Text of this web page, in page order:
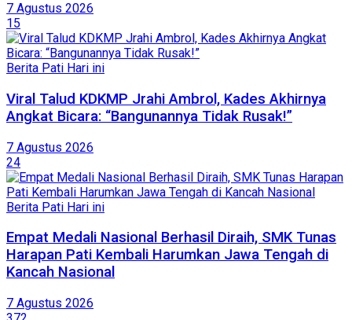
7 Agustus 2026
15
Berita Pati Hari ini
Viral Talud KDKMP Jrahi Ambrol, Kades Akhirnya
Angkat Bicara: “Bangunannya Tidak Rusak!”
7 Agustus 2026
24
Berita Pati Hari ini
Empat Medali Nasional Berhasil Diraih, SMK Tunas
Harapan Pati Kembali Harumkan Jawa Tengah di
Kancah Nasional
7 Agustus 2026